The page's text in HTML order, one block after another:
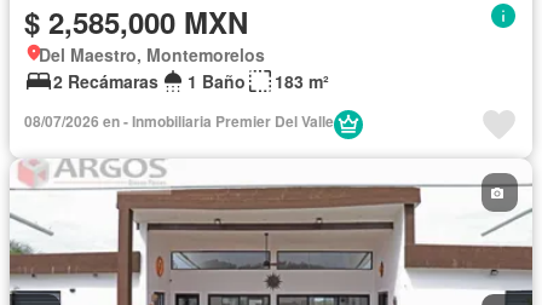
$ 2,585,000 MXN
Del Maestro, Montemorelos
2 Recámaras
1 Baño 183 m²
08/07/2026 en - Inmobiliaria Premier Del Valle